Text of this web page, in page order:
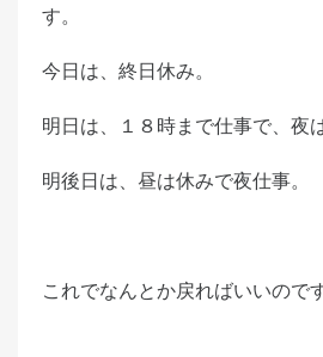
す。
今日は、終日休み。
明日は、１８時まで仕事で、夜
明後日は、昼は休みで夜仕事。
これでなんとか戻ればいいので